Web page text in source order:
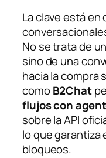
La clave está
No se trata de
sino de una
hacia la compra
comoB2Chat
flujos con
sobre la API
lo que garantiza
bloqueos.